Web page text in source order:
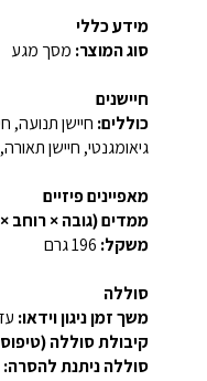
מידע כללי
סוג המוצר: מסך מגע
חיישנים
כוללים: חיישן תנועה,
גיאומגנטי, חיישן
מאפיינים פיזיים
ממדים (גובה × רוחב
משקל:
סוללה
משך זמן ניגון וידאו: עד 29
קיבולת סוללה
סוללה ניתנת להסרה: